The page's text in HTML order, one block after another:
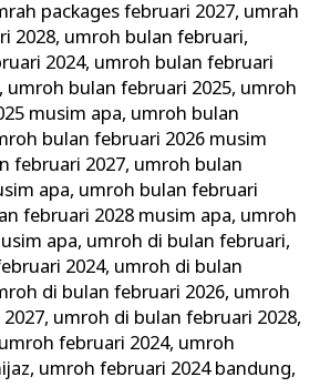
packages februari 2027, umrah
2028, umroh bulan februari,
2024, umroh bulan februari
, umroh bulan februari 2025, umroh
musim apa, umroh bulan
bulan februari 2026 musim
februari 2027, umroh bulan
apa, umroh bulan februari
februari 2028 musim apa, umroh
apa, umroh di bulan februari,
2024, umroh di bulan
di bulan februari 2026, umroh
, umroh di bulan februari 2028,
umroh februari 2024, umroh
, umroh februari 2024 bandung,